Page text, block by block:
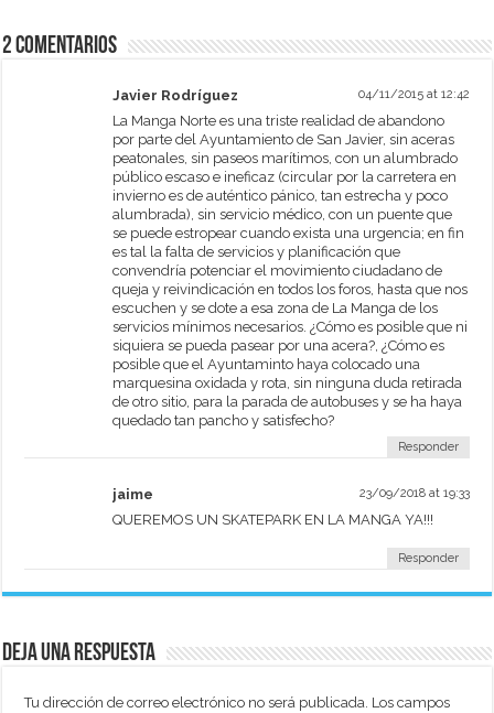
2 comentarios
Javier Rodríguez 04/11/2015 at 12:42
La Manga Norte es una triste realidad de abandono
por parte del Ayuntamiento de San Javier, sin aceras
peatonales, sin paseos marítimos, con un alumbrado
público escaso e ineficaz (circular por la carretera en
invierno es de auténtico pánico, tan estrecha y poco
alumbrada), sin servicio médico, con un puente que
se puede estropear cuando exista una urgencia; en fin
es tal la falta de servicios y planificación que
convendría potenciar el movimiento ciudadano de
queja y reivindicación en todos los foros, hasta que nos
escuchen y se dote a esa zona de La Manga de los
servicios mínimos necesarios. ¿Cómo es posible que ni
siquiera se pueda pasear por una acera?, ¿Cómo es
posible que el Ayuntaminto haya colocado una
marquesina oxidada y rota, sin ninguna duda retirada
de otro sitio, para la parada de autobuses y se ha haya
quedado tan pancho y satisfecho?
Responder
jaime 23/09/2018 at 19:33
QUEREMOS UN SKATEPARK EN LA MANGA YA!!!
Responder
Deja una respuesta
Tu dirección de correo electrónico no será publicada. Los campos